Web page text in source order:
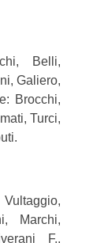
Belli,
Galiero,
Brocchi,
Turci,
Marchi,
F.,